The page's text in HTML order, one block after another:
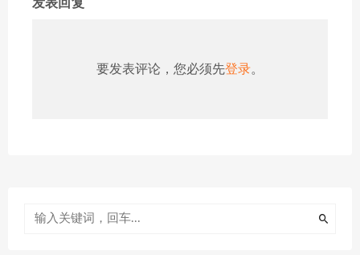
发表回复
要发表评论，您必须先登录。